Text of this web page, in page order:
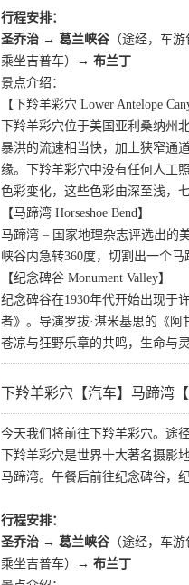
行程安排：
圣乔治 → 葛兰峡谷 （途经，车
乘坐吉普车）→ 布兰丁
景点介绍：
【下羚羊彩穴 Lower Antelope
下羚羊彩穴位于美国亚利桑纳
暴洪的流速相当快，加上狭窄通
缘。下羚羊彩穴中没有任何人工
色彩变化，这些色彩由深至浅，
【马蹄湾 Horseshoe Bend】
马蹄湾 – 国家地理杂志评选出的
峡谷内急转360度，切割出一个
【纪念碑谷 Monument Valley】
纪念碑谷在1930年代开始出现于
者》。导演罗拔·湛米基思的《
苍凉与狂野乐章的共鸣，生命与
下羚羊彩穴【汽车】马蹄湾
今天我们将前往下羚羊彩穴。途
下羚羊彩穴是世界十大著名摄
马蹄湾。午餐后前往纪念碑谷，
行程安排：
圣乔治 → 葛兰峡谷 （途经，车
乘坐吉普车）→ 布兰丁